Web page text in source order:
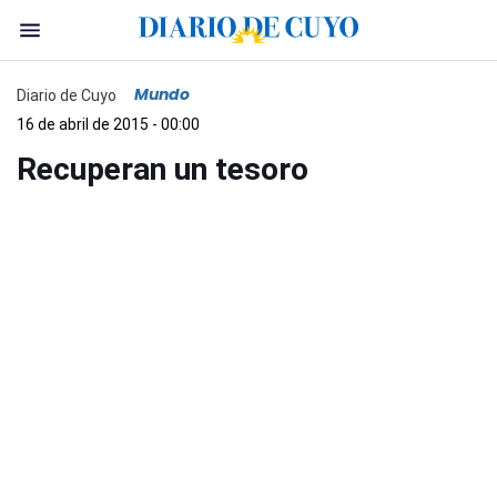
Diario de Cuyo Mundo
16 de abril de 2015 - 00:00
Recuperan un tesoro